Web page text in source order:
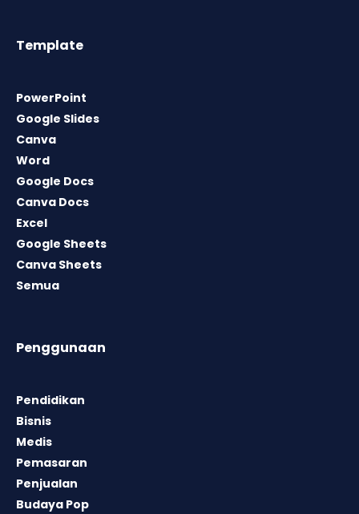
Template
PowerPoint
Google Slides
Canva
Word
Google Docs
Canva Docs
Excel
Google Sheets
Canva Sheets
Semua
Penggunaan
Pendidikan
Bisnis
Medis
Pemasaran
Penjualan
Budaya Pop